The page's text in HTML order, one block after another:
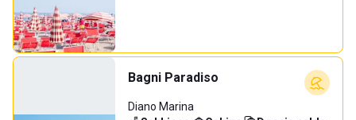
Bagni Paradiso
Diano Marina